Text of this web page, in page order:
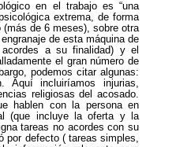
en el trabajo es “una
extrema, de forma
de 6 meses), sobre otra
de esta máquina de
a su finalidad) y el
el gran número de
podemos citar algunas:
incluiríamos injurias,
religiosas del acosado.
hablen con la persona en
(que incluye la oferta y la
tareas no acordes con su
por defecto ( tareas simples,